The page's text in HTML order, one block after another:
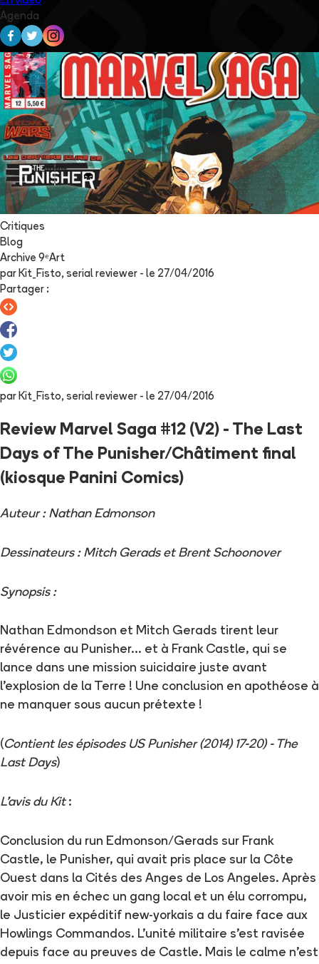
Agenda
Critiques
Blog
Archive 9ᵉArt
par Kit_Fisto, serial reviewer - le 27/04/2016
Partager :
par Kit_Fisto, serial reviewer - le 27/04/2016
Review Marvel Saga #12 (V2) - The Last
Days of The Punisher/Châtiment final
(kiosque Panini Comics)
Auteur : Nathan Edmonson
Dessinateurs : Mitch Gerads et Brent Schoonover
Synopsis :
Nathan Edmondson et Mitch Gerads tirent leur
révérence au Punisher… et à Frank Castle, qui se
lance dans une mission suicidaire juste avant
l'explosion de la Terre ! Une conclusion en apothéose à
ne manquer sous aucun prétexte !
(Contient les épisodes US Punisher (2014) 17-20) - The
Last Days)
L'avis du Kit:
Conclusion du run Edmonson/Gerads sur Frank
Castle, le Punisher, qui avait pris place sur la Côte
Ouest dans la Cités des Anges de Los Angeles. Après
avoir mis en échec un gang local et un élu corrompu,
le Justicier expéditif new-yorkais a du faire face aux
Howlings Commandos. L'unité militaire s'est ravisée
depuis face au preuves de Castle. Mais le calme n'est